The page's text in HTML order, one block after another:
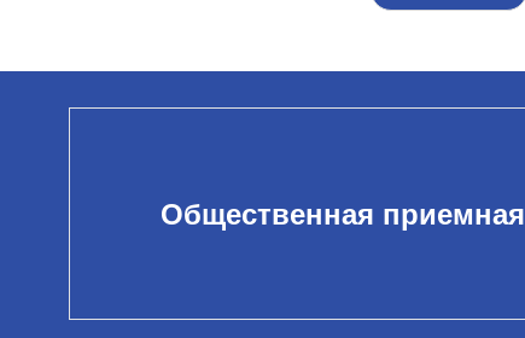
Общественная приемная